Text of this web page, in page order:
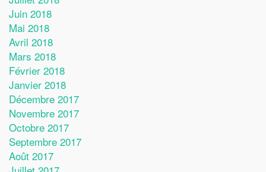
Juin 2018
Mai 2018
Avril 2018
Mars 2018
Février 2018
Janvier 2018
Décembre 2017
Novembre 2017
Octobre 2017
Septembre 2017
Août 2017